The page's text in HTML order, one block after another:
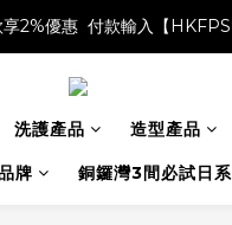
享2%優惠  付款輸入【
享2%優惠  付款輸入【
購物金｜全店滿$400本地免
2%優惠  付款輸入【
洗護產品 造型產品
牌 銅鑼灣3間必試日